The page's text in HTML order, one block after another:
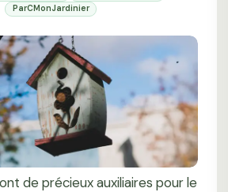
ParCMonJardinier
de précieux auxiliaires pour le